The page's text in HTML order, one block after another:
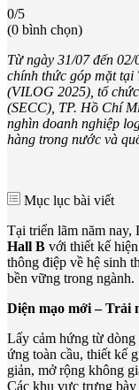
0/5
(0 bình chọn)
Từ ngày 31/07 đến
chính thức góp mặt tại
(VILOG 2025), tổ
(SECC), TP. Hồ Chí
nghìn doanh nghiệp
hàng trong nước và
Mục lục bài viết
Tại triển lãm năm nay,
Hall B với thiết kế
thông điệp về hệ sinh
bền vững trong ngành.
Diện mạo mới – Trải
Lấy cảm hứng từ
ứng toàn cầu, thiết kế
giản, mở rộng không
Các khu vực trưng